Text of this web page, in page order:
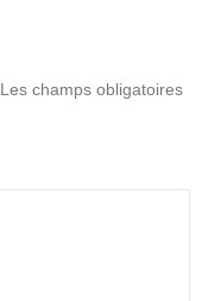
Les champs obligatoires